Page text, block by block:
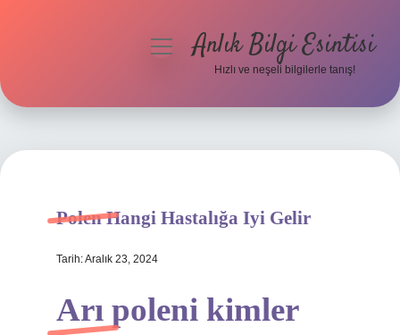
Hakkımızda
menüyüAnlık Bilgi Esintisi
Hızlı ve neşeli bilgilerle tanış!
Polen Hangi Hastalığa Iyi Gelir
Tarih: Aralık 23, 2024
Arı poleni kimler